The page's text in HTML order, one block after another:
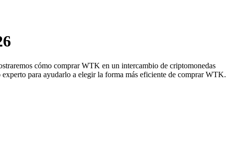
cómo comprar WTK en un intercambio de criptomonedas
para ayudarlo a elegir la forma más eficiente de comprar WTK.